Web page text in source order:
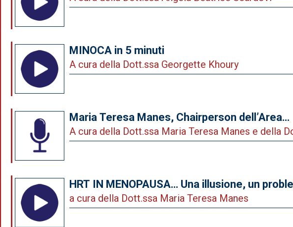
MINOCA in 5 minuti
A cura della Dott.ssa Georgette Khoury
Maria Teresa Manes, Chairperson dell’Area
Cardiologia di Genere, intervista la Dottoressa
Pavan, Past Chairperson dell’Area
A cura della Dott.ssa Maria Teresa Manes e della
Daniela Pavan
HRT IN MENOPAUSA… Una illusione, un
una alleata?
a cura della Dott.ssa Maria Teresa Manes